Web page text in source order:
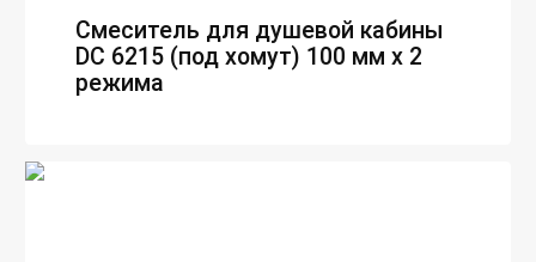
Смеситель для душевой кабины
DC 6215 (под хомут) 100 мм х 2
режима